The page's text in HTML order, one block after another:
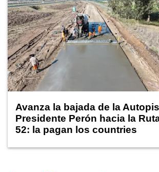
Avanza la bajada de la
Presidente Perón hacia la
52: la pagan los countries